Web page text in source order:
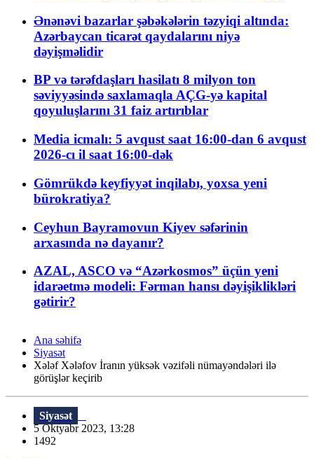
Ənənəvi bazarlar şəbəkələrin təzyiqi altında:
Azərbaycan ticarət qaydalarını niyə
dəyişməlidir
BP və tərəfdaşları hasilatı 8 milyon ton
səviyyəsində saxlamaqla AÇG-yə kapital
qoyuluşlarını 31 faiz artırıblar
Media icmalı: 5 avqust saat 16:00-dan 6 avqust
2026-cı il saat 16:00-dək
Gömrükdə keyfiyyət inqilabı, yoxsa yeni
bürokratiya?
Ceyhun Bayramovun Kiyev səfərinin
arxasında nə dayanır?
AZAL, ASCO və “Azərkosmos” üçün yeni
idarəetmə modeli: Fərman hansı dəyişiklikləri
gətirir?
Ana səhifə
Siyasət
Xələf Xələfov İranın yüksək vəzifəli nümayəndələri ilə
görüşlər keçirib
Siyasət
5 Oktyabr 2023, 13:28
1492